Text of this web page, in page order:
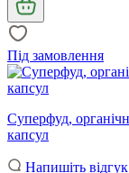
Під замовлення
Суперфуд,
капсул
Напишіть відгук